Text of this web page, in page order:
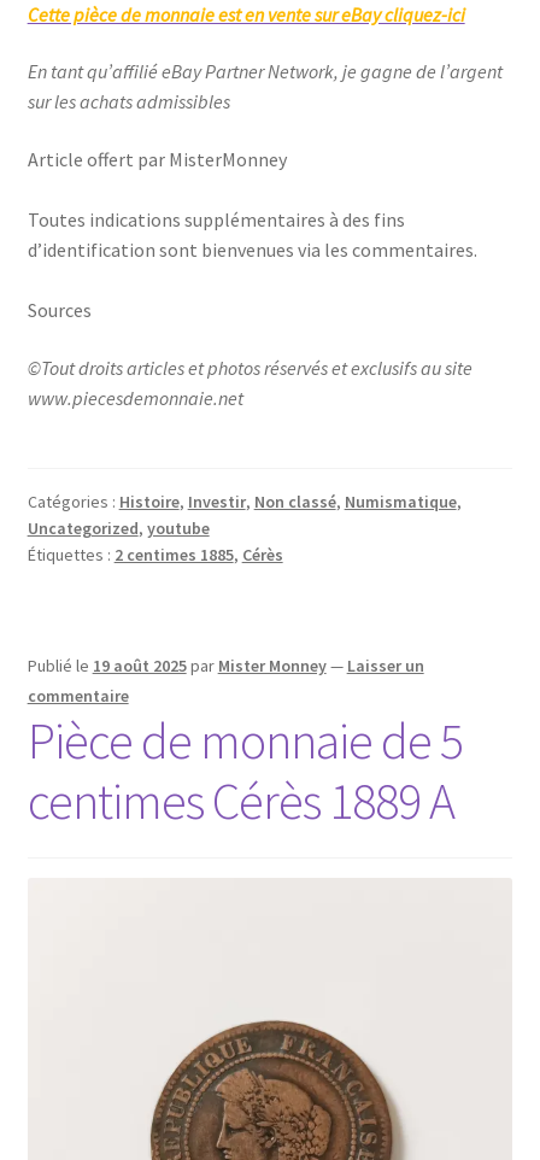
Cette pièce de monnaie est en vente sur eBay cliquez-ici
En tant qu’affilié eBay Partner Network, je gagne de l’argent
sur les achats admissibles
Article offert par MisterMonney
Toutes indications supplémentaires à des fins
d’identification sont bienvenues via les commentaires.
Sources
©Tout droits articles et photos réservés et exclusifs au site
www.piecesdemonnaie.net
Catégories : Histoire, Investir, Non classé, Numismatique,
Uncategorized, youtube
Étiquettes : 2 centimes 1885, Cérès
Publié le 19 août 2025par Mister Monney— Laisser un
commentaire
Pièce de monnaie de 5
centimes Cérès 1889 A